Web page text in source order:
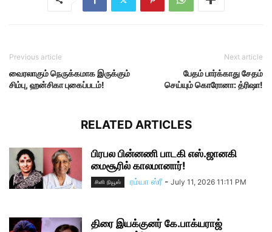
Previous article
வைரலாகும் நெருக்கமாக இருக்கும்
சிம்பு, ஹன்சிகா புகைப்படம்!
Next article
பேதம் பார்க்காது சேதம்
செய்யும் கொரோனா: த்ரிஷா!
RELATED ARTICLES
பிரபல பின்னணி பாடகி எஸ்.ஜானகி
மைசூரில் காலமானார்!
சினி நியூஸ் ரம்யா ஸ்ரீ - July 11, 2026 11:11 PM
திரை இயக்குனர் கே.பாக்யராஜ்